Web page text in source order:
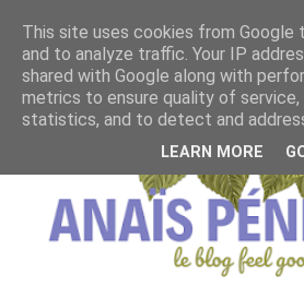
This site uses cookies from Google
and to analyze traffic. Your IP
shared with Google along with
metrics to ensure quality of service,
statistics, and to detect and
LEARN MORE